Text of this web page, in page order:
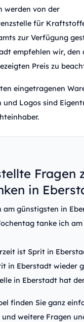
werden von der
für
zur Verfügung
empfehlen wir, den
Preis zu
eingetragenen
und Logos sind
Fragen
in
am günstigsten in
tanke ich
ist Sprit in
in Eberstadt wieder
in Eberstadt hat
finden Sie ganz
weitere Fragen